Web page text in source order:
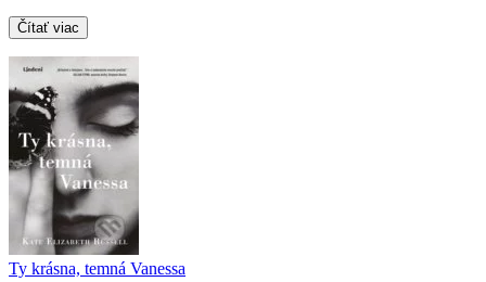
Čítať viac
Ty krásna, temná Vanessa